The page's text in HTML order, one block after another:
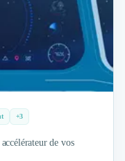
+3
de vos